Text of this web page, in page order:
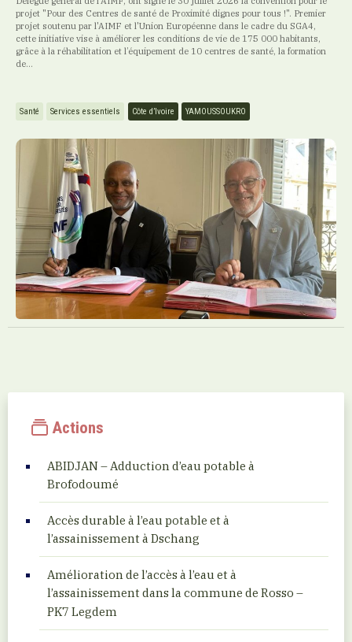
projet "Pour des Centres de santé de Proximité dignes pour tous !". Premier
projet soutenu par l'AIMF et l'Union Européenne dans le cadre du SGA4,
cette initiative vise à améliorer les conditions de vie de 175 000 habitants,
grâce à la réhabilitation et l’équipement de 10 centres de santé, la formation
de...
Santé Services essentiels Côte d’Ivoire YAMOUSSOUKRO
Actions
ABIDJAN – Adduction d’eau potable à
Brofodoumé
Accès durable à l’eau potable et à
l’assainissement à Dschang
Amélioration de l’accès à l’eau et à
l’assainissement dans la commune de Rosso –
PK7 Legdem